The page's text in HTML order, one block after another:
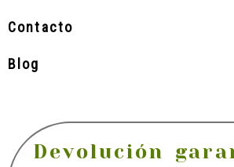
Contacto
Blog
Devolución